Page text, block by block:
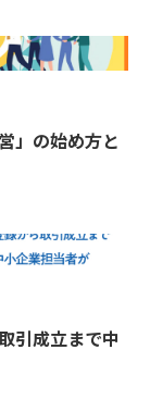
」の始め方と
引成立まで中